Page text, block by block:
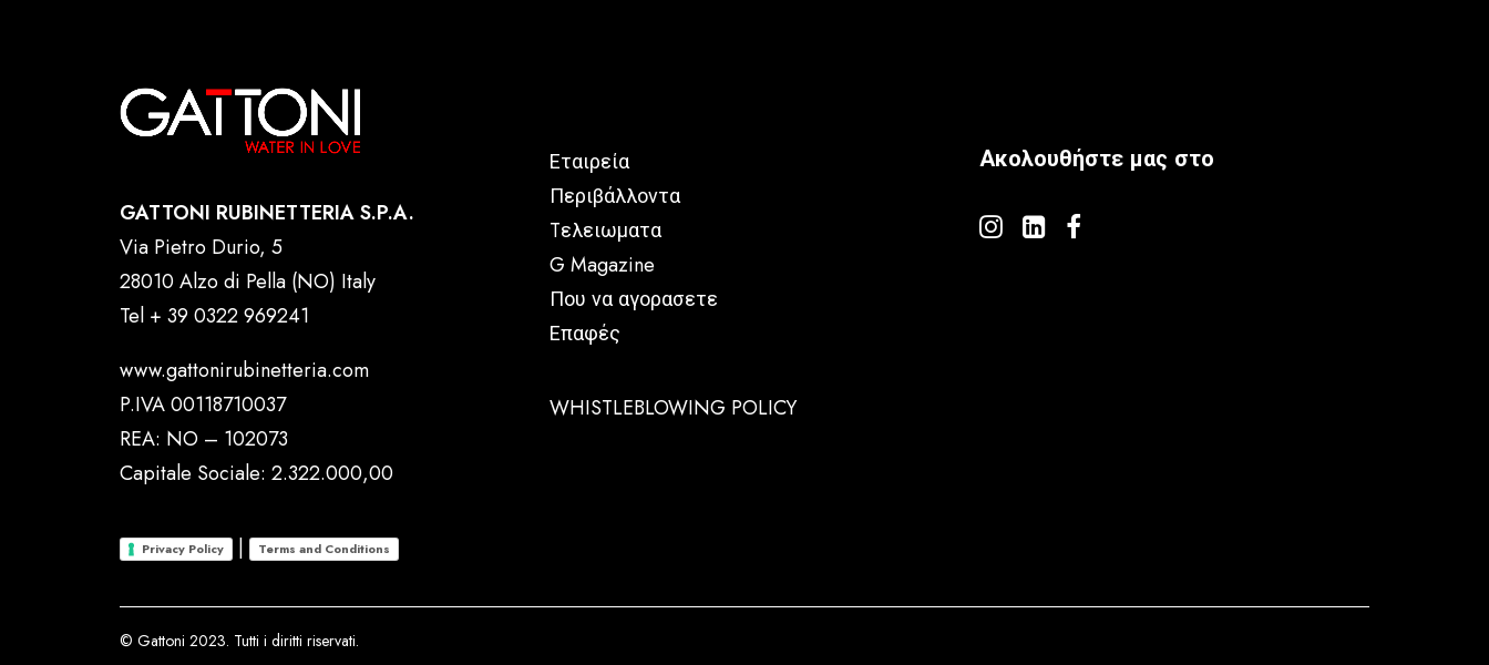
GATTONI RUBINETTERIA S.P.A.
Via Pietro Durio, 5
28010 Alzo di Pella (NO) Italy
Tel + 39 0322 969241
www.gattonirubinetteria.com
P.IVA 00118710037
REA: NO – 102073
Capitale Sociale: 2.322.000,00
Privacy Policy | Terms and Conditions
Εταιρεία
Περιβάλλοντα
Tελειωματα
G Magazine
Που να αγορασετε
Επαφές
WHISTLEBLOWING POLICY
Ακολουθήστε μας στο
© Gattoni 2023. Tutti i diritti riservati.